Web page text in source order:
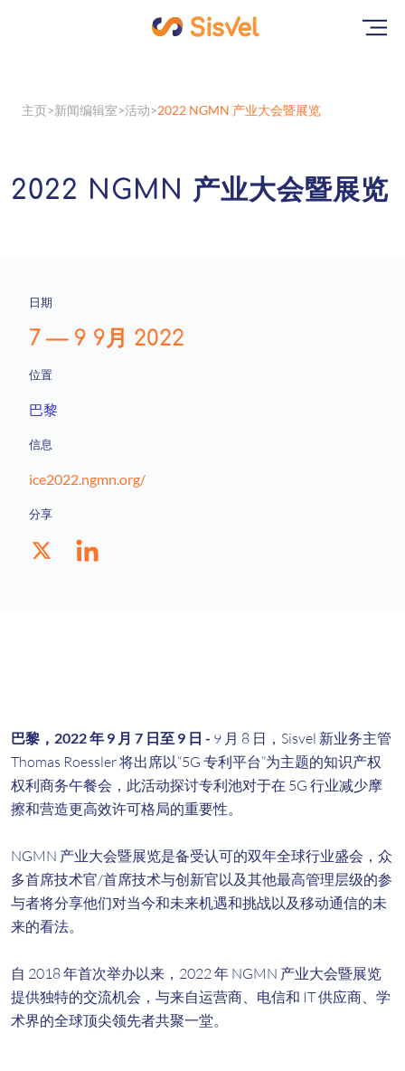
主页 新闻编辑室 活动 2022 NGMN 产业大会暨展览
2022 NGMN 产业大会暨展览
日期
7 — 9 9月 2022
位置
巴黎
信息
ice2022.ngmn.org/
分享
巴黎，2022 年 9 月 7 日至 9 日 - 9 月 8 日，Sisvel 新业务主管
Thomas Roessler 将出席以“5G 专利平台”为主题的知识产权
权利商务午餐会，此活动探讨专利池对于在 5G 行业减少摩
擦和营造更高效许可格局的重要性。
NGMN 产业大会暨展览是备受认可的双年全球行业盛会，众
多首席技术官/首席技术与创新官以及其他最高管理层级的参
与者将分享他们对当今和未来机遇和挑战以及移动通信的未
来的看法。
自 2018 年首次举办以来，2022 年 NGMN 产业大会暨展览
提供独特的交流机会，与来自运营商、电信和 IT 供应商、学
术界的全球顶尖领先者共聚一堂。